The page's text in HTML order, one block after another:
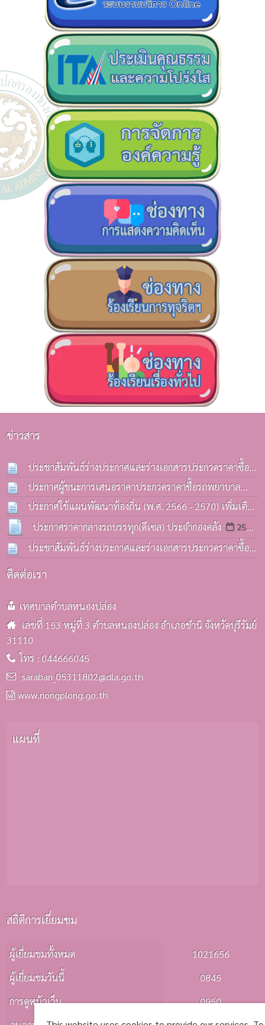
ข่าวสาร
ประชาสัมพันธ์ร่างประกาศและร่างเอกสารประกวดราคาซื้อ
รถบรรทุก(ดีเซล) ประจำกองคลังฯ
13 ก.ค. 2569
ประกาศผู้ชนะการเสนอราคาประกวดราคาซื้อรถพยาบาล
ฉุกเฉิน(รถกระบะ) ด้วยวิธีประกวดราคาอิเล็กทรอนิกส์(e-
bidding)
08 ก.ค. 2569
ประกาศใช้แผนพัฒนาท้องถิ่น (พ.ศ. 2566 - 2570) เพิ่มเติม
ครั้งที่ 3 / 2569
06 ก.ค. 2569
ประกาศราคากลางรถบรรทุก(ดีเซล) ประจำกองคลัง
25
มิ.ย. 2569
ประชาสัมพันธ์ร่างประกาศและร่างเอกสารประกวดราคาซื้อ
รถบรรทุก(ดีเซล) ประจำกองคลังฯ
ติดต่อเรา
เทศบาลตำบลหนองปล่อง
เลขที่ 153 หมู่ที่ 3 ตำบลหนองปล่อง อำเภอชำนิ จังหวัดบุรีรัมย์
31110
โทร : 044666045
saraban_05311802@dla.go.th
www.nongplong.go.th
แผนที่
สถิติการเยี่ยมชม
ผู้เยี่ยมชมทั้งหมด
1021656
ผู้เยี่ยมชมวันนี้
0845
การดูหน้าเว็บ
0950